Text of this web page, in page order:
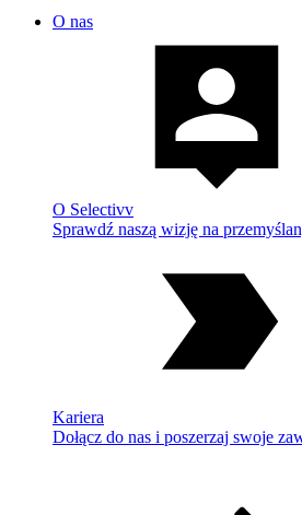
O nas
O Selectivv
Sprawdź naszą wizję na
Kariera
Dołącz do nas i poszerzaj swoje